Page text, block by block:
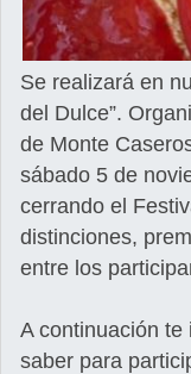
Se realizará en
del Dulce”.
de Monte
sábado 5 de
cerrando el
distinciones,
entre los
A continuación
saber para